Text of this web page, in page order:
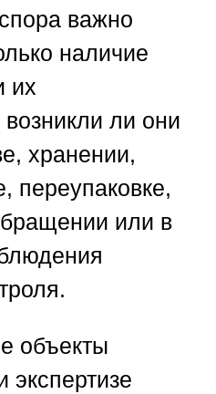
важно
наличие
их
ли они
хранении,
переупаковке,
или в
объекты
экспертизе